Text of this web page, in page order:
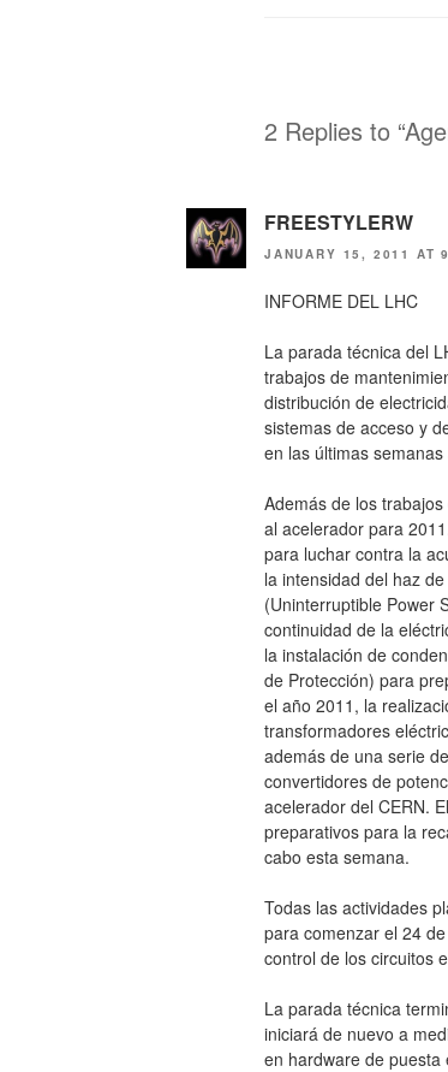
2 Replies to
FREESTYLERW
JANUARY 15, 2011 AT
INFORME DEL LHC
La parada técnica del
trabajos de
distribución de
sistemas de acceso y
en las últimas
Además de los
al acelerador para
para luchar contra la
la intensidad del haz
(Uninterruptible Power
continuidad de la
la instalación de
de Protección) para
el año 2011, la
transformadores
además de una serie
convertidores de
acelerador del CERN.
preparativos para la
cabo esta semana.
Todas las actividades
para comenzar el 24
control de los circuitos
La parada técnica
iniciará de nuevo a
en hardware de puesta